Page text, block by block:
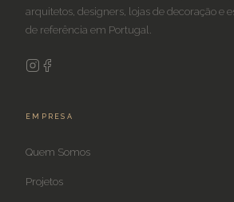
arquitetos, designers, lojas de decoração e
de referência em Portugal.
EMPRESA
Quem Somos
Projetos